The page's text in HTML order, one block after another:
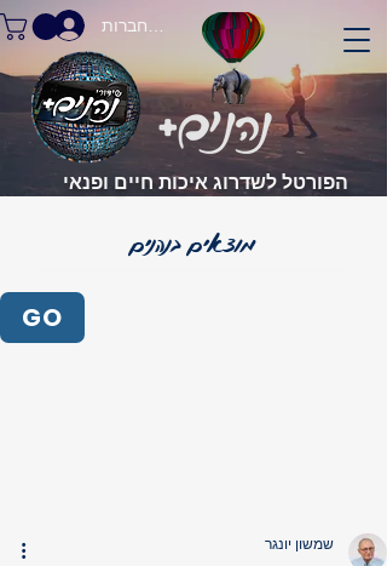
הפורטל לשדרוג איכות חיים ופנאי
התחברות
GO
שמשון יונגר